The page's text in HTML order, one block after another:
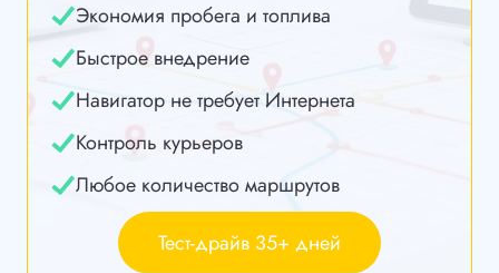
Экономия пробега и топлива
Быстрое внедрение
Навигатор не требует Интернета
Контроль курьеров
Любое количество маршрутов
Тест-драйв 35+ дней